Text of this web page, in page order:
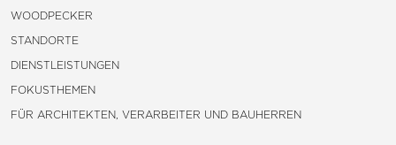
WOODPECKER
STANDORTE
DIENSTLEISTUNGEN
FOKUSTHEMEN
FÜR ARCHITEKTEN, VERARBEITER UND BAUHERREN